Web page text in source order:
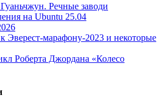
Речные заводи
на Ubuntu 25.04
Эверест-марафону-2023 и некоторые
Роберта Джордана «Колесо